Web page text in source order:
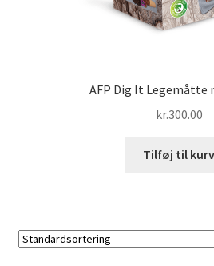
AFP Dig It Legemåtte
kr.300.00
Tilføj til kurv